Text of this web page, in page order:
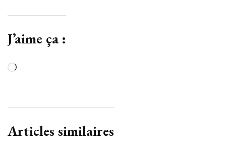
J’aime ça :
Chargement…
Articles similaires